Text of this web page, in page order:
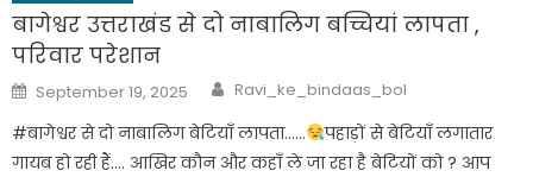
बागेश्वर उत्तराखंड से दो नाबालिग बच्चियां लापता ,
परिवार परेशान
Posted
on
September 19, 2025 Author
Ravi_ke_bindaas_bol
#बागेश्वर से दो नाबालिग बेटियाँ लापता……
पहाड़ों से बेटियाँ लगातार
गायब हो रही हैं…. आखिर कौन और कहाँ ले जा रहा है बेटियों को ? आप